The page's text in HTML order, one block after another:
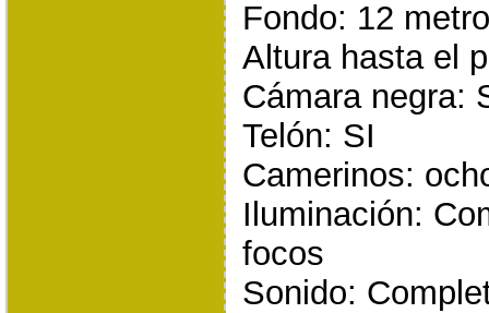
Fondo: 12
Altura hasta el
Cámara negra:
Telón: SI
Camerinos:
Iluminación:
focos
Sonido: